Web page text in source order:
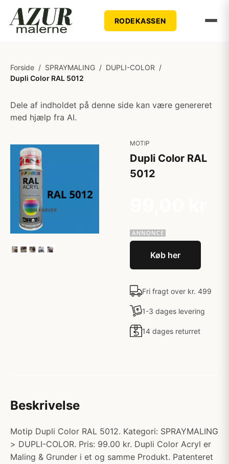
RODEKASSEN
Forside / SPRAYMALING / DUPLI-COLOR /
Dupli Color RAL 5012
Dele af indholdet på denne side kan være genereret
med hjælp fra AI.
MOTIP
Dupli Color RAL
5012
Køb her
Fri fragt over kr. 499
1-3 dages levering
14 dages returret
Beskrivelse
Motip Dupli Color RAL 5012. Kategori: SPRAYMALING
> DUPLI-COLOR. Pris: 99.00 kr. Dupli Color Acryl er
Maling & Grunder i et og samme Produkt. Patenteret